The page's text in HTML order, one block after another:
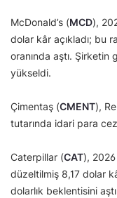
McDonald’s (MCD),
dolar kâr açıkladı; bu
oranında aştı. Şirketin
yükseldi.
Çimentaş (CMENT),
tutarında idari para
Caterpillar (CAT), 2026
düzeltilmiş 8,17 dolar
dolarlık beklentisini